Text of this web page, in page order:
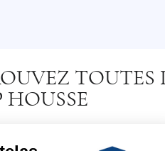
TOUTES
HOUSSE
70x190
70x190